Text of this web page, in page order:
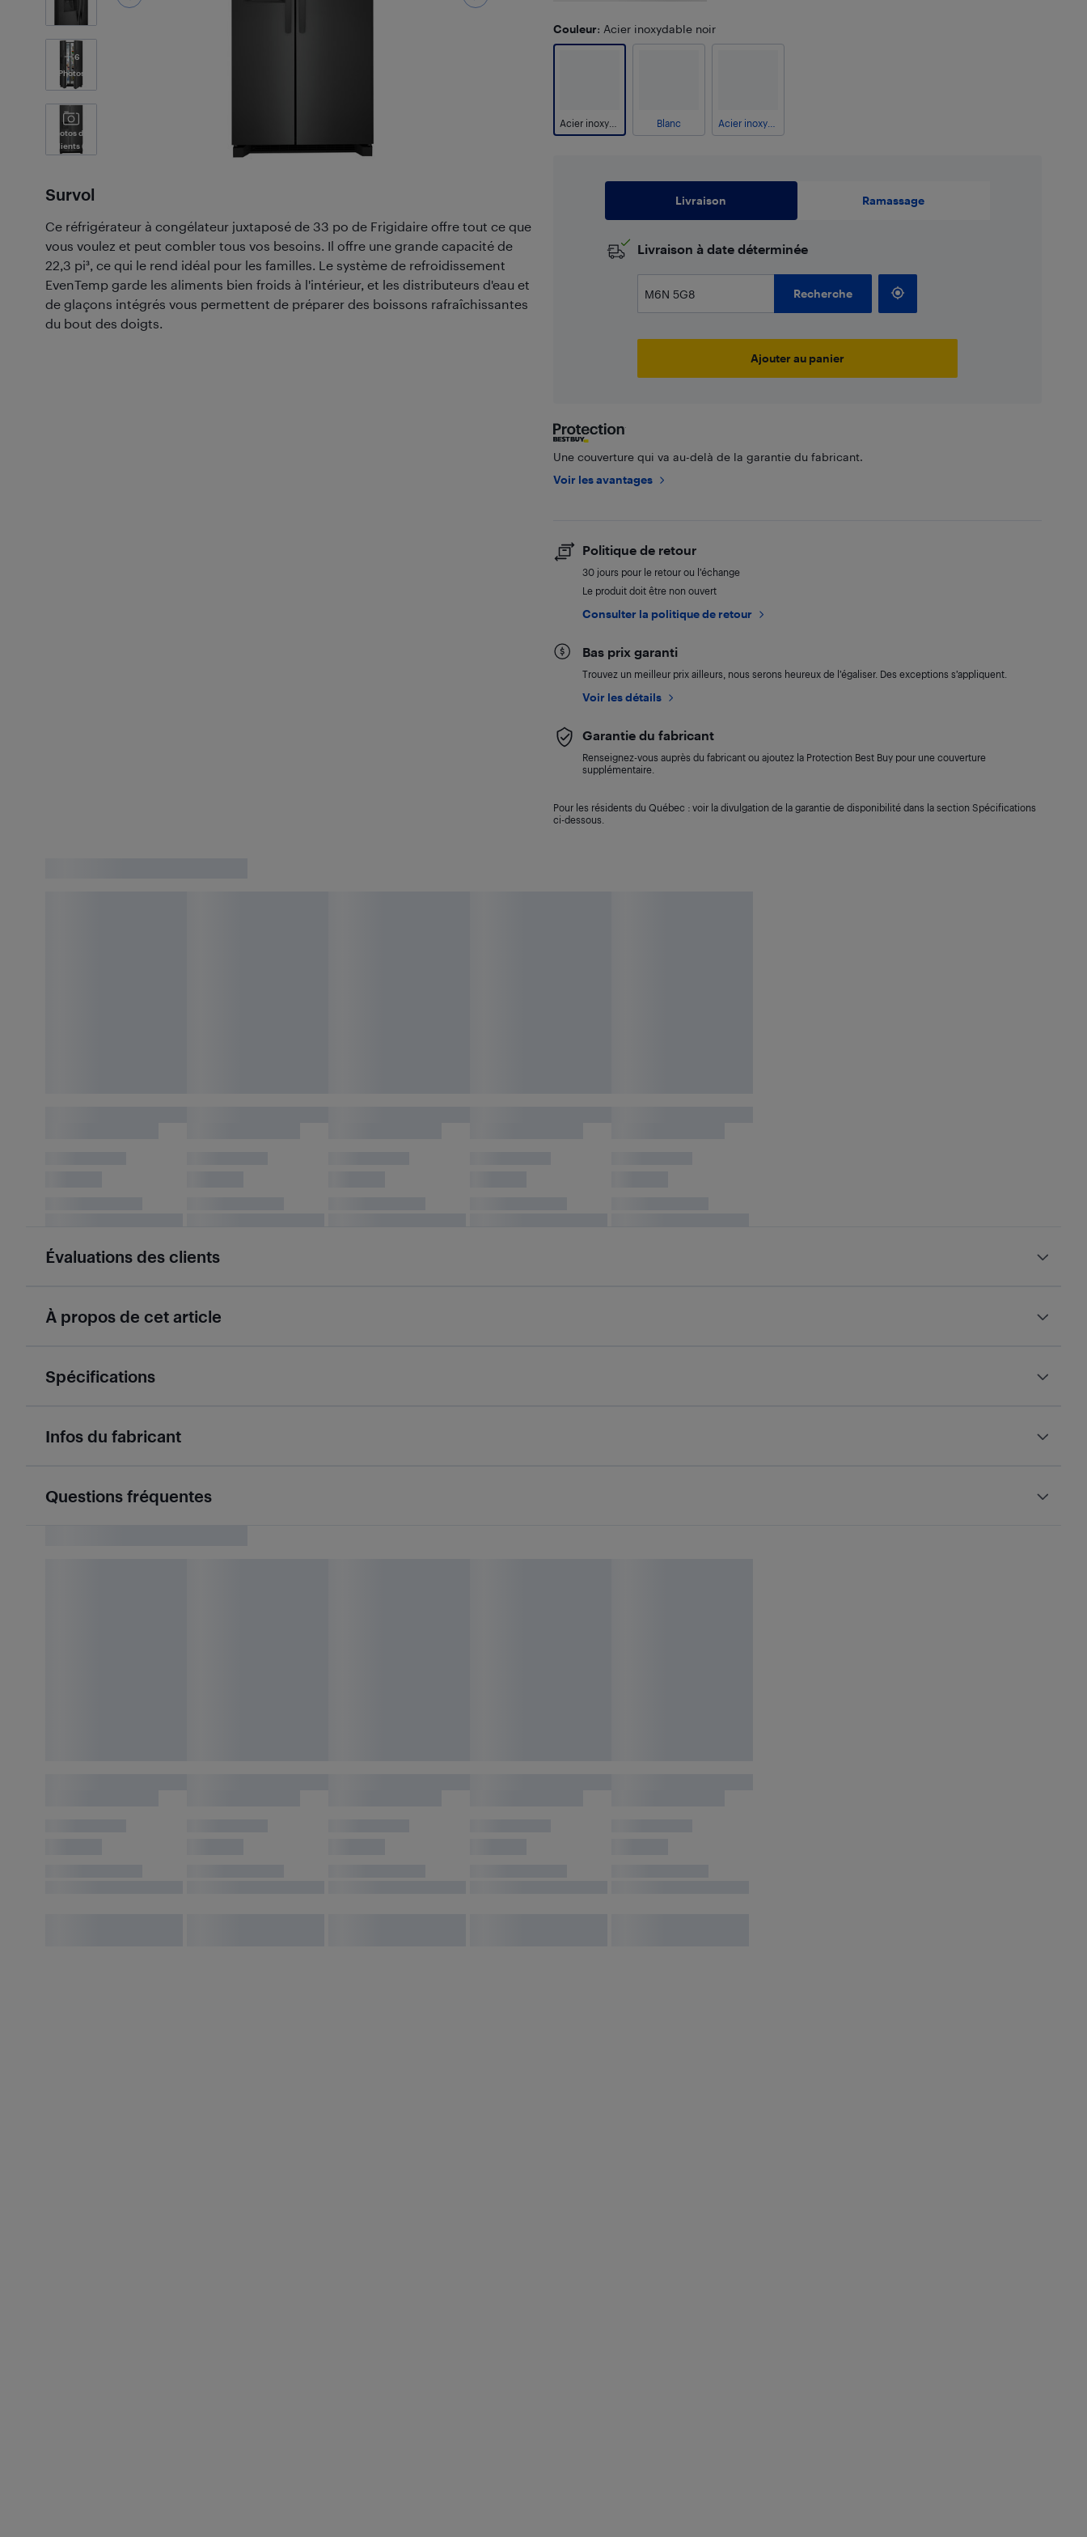
6
Photos
Photos des
Clients (2)
Survol
Ce réfrigérateur à congélateur juxtaposé de 33 po de Frigidaire offre tout ce que
vous voulez et peut combler tous vos besoins. Il offre une grande capacité de
22,3 pi³, ce qui le rend idéal pour les familles. Le système de refroidissement
EvenTemp garde les aliments bien froids à l'intérieur, et les distributeurs d'eau et
de glaçons intégrés vous permettent de préparer des boissons rafraîchissantes
du bout des doigts.
Couleur: Acier inoxydable noir
Acier inoxydable noir Blanc Acier inoxydable
Livraison Ramassage
​Livraison à date déterminée
Recherche
Ajouter au panier
Une couverture qui va au-delà de la garantie du fabricant.
Voir les avantages
Politique de retour
30 jours pour le retour ou l’échange
Le produit doit être non ouvert
Consulter la politique de retour
Bas prix garanti
Trouvez un meilleur prix ailleurs, nous serons heureux de l’égaliser. Des exceptions s’appliquent.
Voir les détails
Garantie du fabricant
Renseignez-vous auprès du fabricant ou ajoutez la Protection Best Buy pour une couverture
supplémentaire.
Pour les résidents du Québec : voir la divulgation de la garantie de disponibilité dans la section Spécifications
ci-dessous.
Évaluations des clients
À propos de cet article
Spécifications
Infos du fabricant
Questions fréquentes